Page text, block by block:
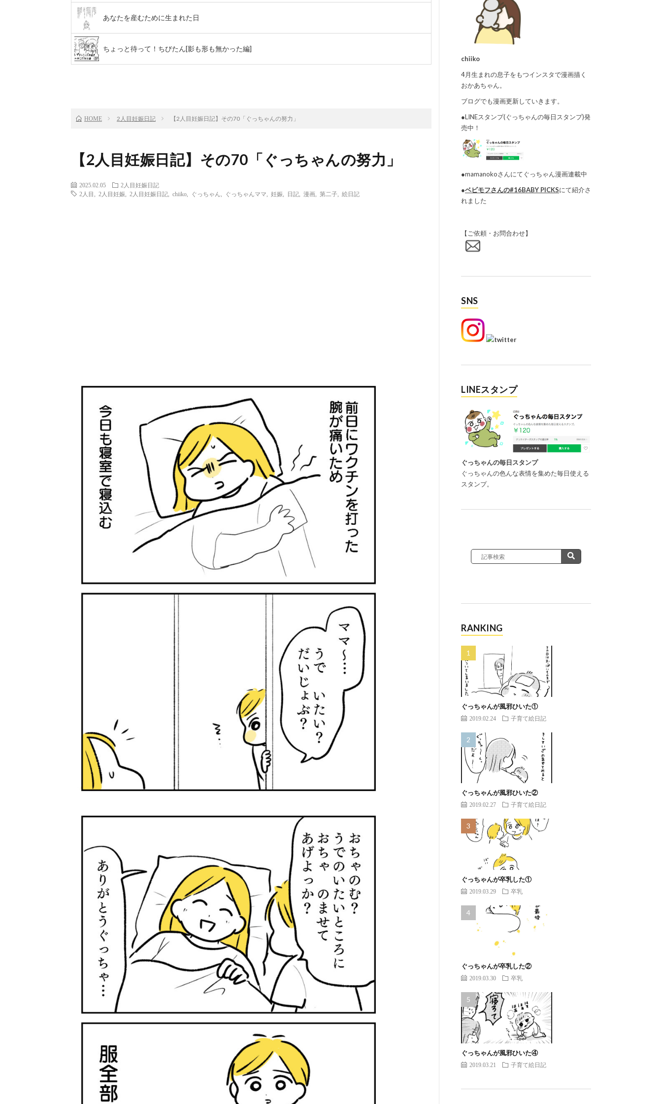
あなたを産むために生まれた日
ちょっと待って！ちびたん[影も形も無かった編]
HOME 2人目妊娠日記 【2人目妊娠日記】その70「ぐっちゃんの努力」
【2人目妊娠日記】その70「ぐっちゃんの努力」
2025.02.05
2人目妊娠日記
2人目
2人目妊娠 2人目妊娠日記 chiiko ぐっちゃん ぐっちゃんママ 妊娠 日記 漫画 第二子 絵日記
chiiko
4月生まれの息子をもつインスタで漫画描く
おかあちゃん。
ブログでも漫画更新していきます。
●LINEスタンプ(ぐっちゃんの毎日スタンプ)発
売中！
●mamanokoさんにてぐっちゃん漫画連載中
●ベビモフさんの#16BABY PICKSにて紹介さ
れました
【ご依頼・お問合わせ】
SNS
LINEスタンプ
ぐっちゃんの毎日スタンプ
ぐっちゃんの色んな表情を集めた毎日使える
スタンプ。
RANKING
ぐっちゃんが風邪ひいた①
2019.02.24 子育て絵日記
ぐっちゃんが風邪ひいた②
2019.02.27 子育て絵日記
ぐっちゃんが卒乳した①
2019.03.29 卒乳
ぐっちゃんが卒乳した②
2019.03.30 卒乳
ぐっちゃんが風邪ひいた④
2019.03.21 子育て絵日記